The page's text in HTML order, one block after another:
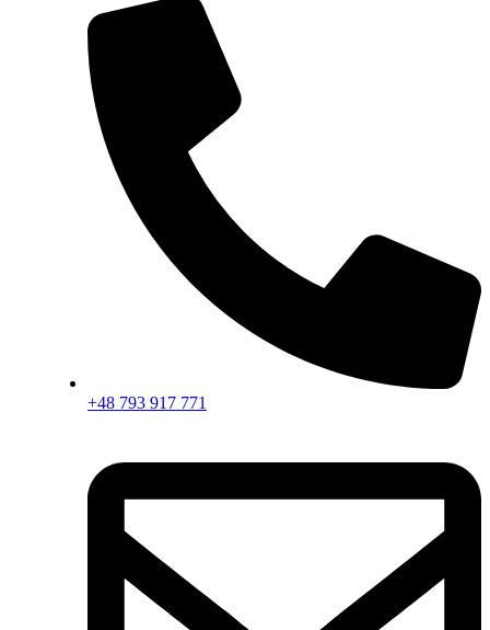
+48 793 917 771